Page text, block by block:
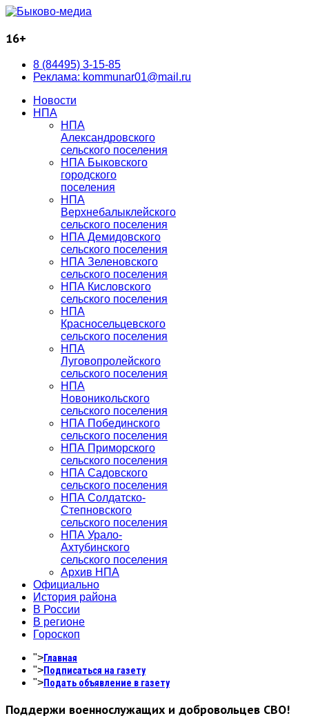
16+
8 (84495) 3-15-85
Реклама: kommunar01@mail.ru
Новости
НПА
НПА
Александровского
сельского поселения
НПА Быковского
городского
поселения
НПА
Верхнебалыклейского
сельского поселения
НПА Демидовского
сельского поселения
НПА Зеленовского
сельского поселения
НПА Кисловского
сельского поселения
НПА
Красносельцевского
сельского поселения
НПА
Луговопролейского
сельского поселения
НПА
Новоникольского
сельского поселения
НПА Побединского
сельского поселения
НПА Приморского
сельского поселения
НПА Садовского
сельского поселения
НПА Солдатско-
Степновского
сельского поселения
НПА Урало-
Ахтубинского
сельского поселения
Архив НПА
Официально
История района
В России
В регионе
Гороскоп
">Главная
">Подписаться на газету
">Подать объявление в газету
Поддержи военнослужащих и добровольцев СВО!